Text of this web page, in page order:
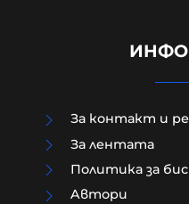
За контакт и
За лентата
Политика за
Aвтори